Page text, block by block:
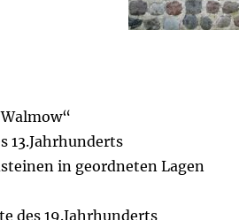
13.Jahrhunderts
in geordneten Lagen
des 19.Jahrhunderts